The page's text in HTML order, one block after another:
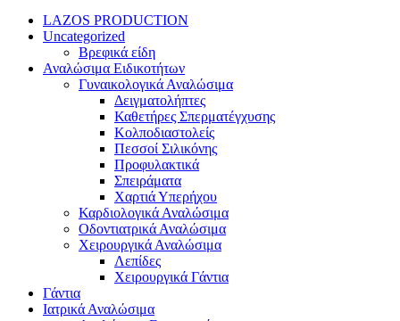
LAZOS PRODUCTION
Uncategorized
Βρεφικά είδη
Αναλώσιμα Ειδικοτήτων
Γυναικολογικά Αναλώσιμα
Δειγματολήπτες
Καθετήρες Σπερματέγχυσης
Κολποδιαστολείς
Πεσσοί Σιλικόνης
Προφυλακτικά
Σπειράματα
Χαρτιά Υπερήχου
Καρδιολογικά Αναλώσιμα
Οδοντιατρικά Αναλώσιμα
Χειρουργικά Αναλώσιμα
Λεπίδες
Χειρουργικά Γάντια
Γάντια
Ιατρικά Αναλώσιμα